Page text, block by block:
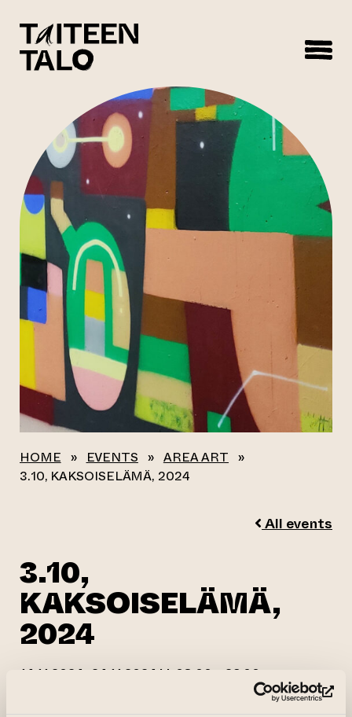
HOME » EVENTS » AREA ART »
3.10, KAKSOISELÄMÄ, 2024
All events
3.10,
KAKSOISELÄMÄ,
2024
14.11.2024–24.11.2024 kl. 08.00—23.00